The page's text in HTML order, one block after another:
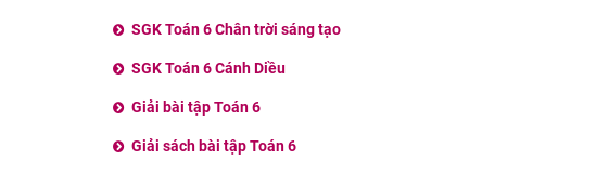
SGK Toán 6 Chân trời sáng tạo
SGK Toán 6 Cánh Diều
Giải bài tập Toán 6
Giải sách bài tập Toán 6